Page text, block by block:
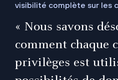
visibilité complète sur les
« Nous savons
comment chaque
privilèges est